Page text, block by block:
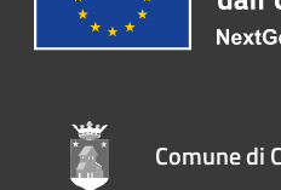
Comune di